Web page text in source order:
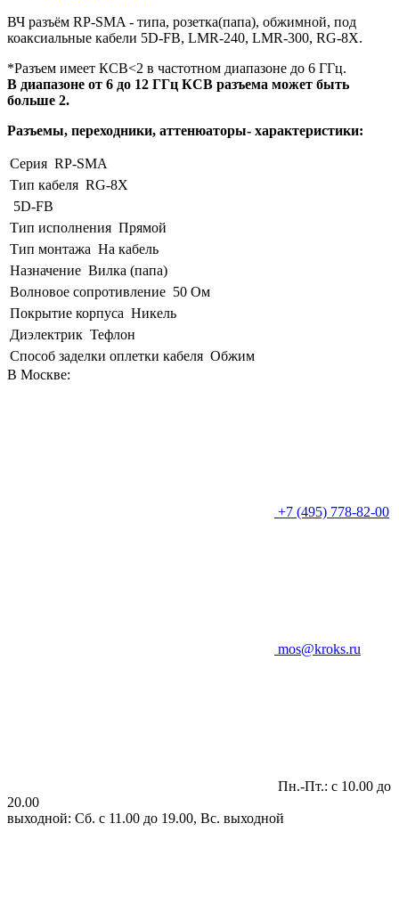
ВЧ разъём RP-SMA - типа, розетка(папа), обжимной, под
коаксиальные кабели 5D-FB, LMR-240, LMR-300, RG-8X.
*Разъем имеет КСВ<2 в частотном диапазоне до 6 ГГц.
В диапазоне от 6 до 12 ГГц КСВ разъема может быть
больше 2.
Разъемы, переходники, аттенюаторы- характеристики:
Серия RP-SMA
Тип кабеля RG-8X
5D-FB
Тип исполнения Прямой
Тип монтажа На кабель
Назначение Вилка (папа)
Волновое сопротивление 50 Ом
Покрытие корпуса Никель
Диэлектрик Тефлон
Способ заделки оплетки кабеля Обжим
В Москве:
+7 (495) 778-82-00
mos@kroks.ru
Пн.-Пт.: с 10.00 до
20.00
выходной: Сб. с 11.00 до 19.00, Вс. выходной